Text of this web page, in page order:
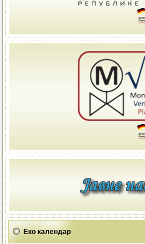
Еко календар